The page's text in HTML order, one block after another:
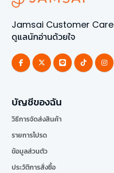
Jamsai Customer Care
ดูแลนักอ่านด้วยใจ
บัญชีของฉัน
วิธีการจัดส่งสินค้า
รายการโปรด
ข้อมูลส่วนตัว
ประวัติการสั่งซื้อ